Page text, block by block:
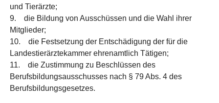
und Tierärzte;
9. die Bildung von Ausschüssen und die Wahl ihrer
Mitglieder;
10. die Festsetzung der Entschädigung der für die
Landestierärztekammer ehrenamtlich Tätigen;
11. die Zustimmung zu Beschlüssen des
Berufsbildungsausschusses nach § 79 Abs. 4 des
Berufsbildungsgesetzes.